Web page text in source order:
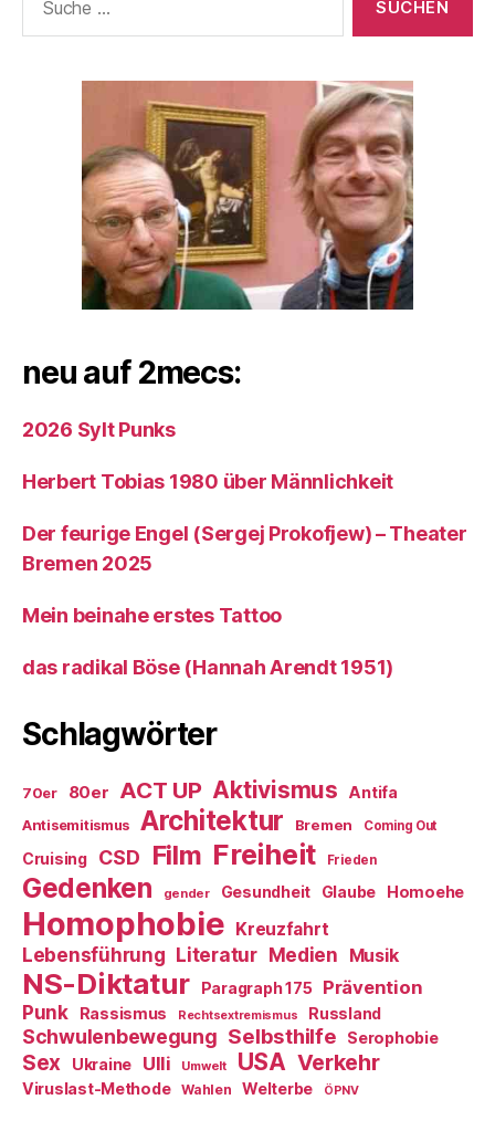
nach:
neu auf 2mecs:
2026 Sylt Punks
Herbert Tobias 1980 über Männlichkeit
Der feurige Engel (Sergej Prokofjew) – Theater
Bremen 2025
Mein beinahe erstes Tattoo
das radikal Böse (Hannah Arendt 1951)
Schlagwörter
70er 80er ACT UP Aktivismus Antifa
Antisemitismus Architektur Bremen Coming Out
Cruising CSD Film Freiheit Frieden
Gedenken gender Gesundheit Glaube Homoehe
Homophobie Kreuzfahrt
Lebensführung Literatur Medien Musik
NS-Diktatur Paragraph 175
Prävention
Punk
Rassismus Rechtsextremismus Russland
Schwulenbewegung Selbsthilfe Serophobie
Sex Ukraine Ulli Umwelt USA Verkehr
Viruslast-Methode Wahlen Welterbe ÖPNV